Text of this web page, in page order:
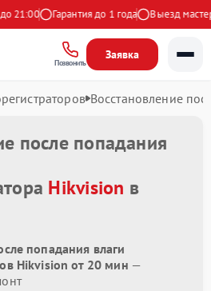
Гарантия до 1 года Выезд мастера
Позвонить
Заявка
Восстановление
после попадания
Hikvision в
попадания влаги
Hikvision от 20 мин —